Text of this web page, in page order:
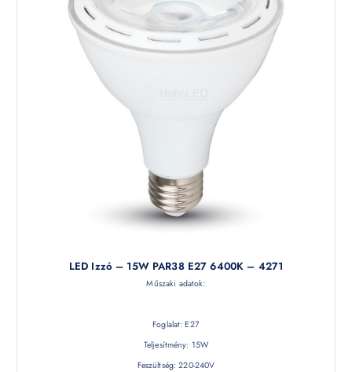
LED Izzó – 15W PAR38 E27 6400K – 4271
Műszaki adatok:
Foglalat: E27
Teljesítmény: 15W
Feszültség: 220-240V